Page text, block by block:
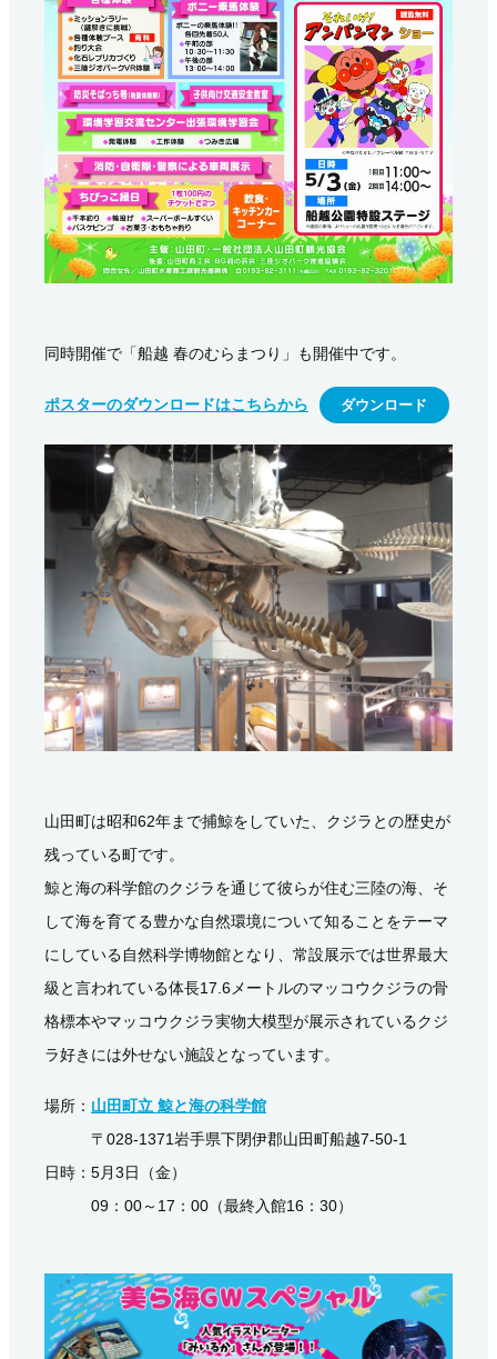
同時開催で「船越 春のむらまつり」も開催中です。
ポスターのダウンロードはこちらから ダウンロード
山田町は昭和62年まで捕鯨をしていた、クジラとの歴史が
残っている町です。
鯨と海の科学館のクジラを通じて彼らが住む三陸の海、そ
して海を育てる豊かな自然環境について知ることをテーマ
にしている自然科学博物館となり、常設展示では世界最大
級と言われている体長17.6メートルのマッコウクジラの骨
格標本やマッコウクジラ実物大模型が展示されているクジ
ラ好きには外せない施設となっています。
場所： 山田町立 鯨と海の科学館
〒028-1371岩手県下閉伊郡山田町船越7-50-1
日時：5月3日（金）
09：00～17：00（最終入館16：30）